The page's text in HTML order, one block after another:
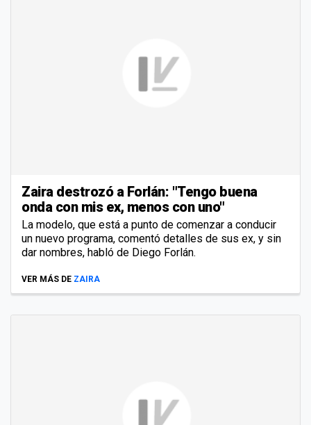
Zaira destrozó a Forlán: "Tengo buena
onda con mis ex, menos con uno"
La modelo, que está a punto de comenzar a conducir
un nuevo programa, comentó detalles de sus ex, y sin
dar nombres, habló de Diego Forlán.
VER MÁS DE ZAIRA